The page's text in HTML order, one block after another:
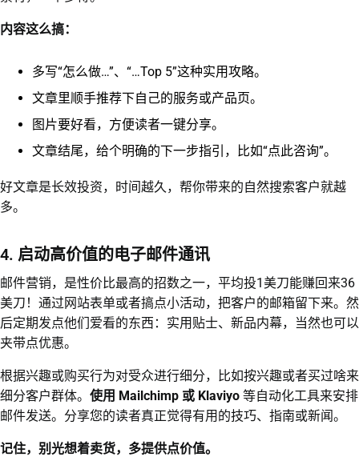
内容这么搞：
多写“怎么做…”、“…Top 5”这种实用攻略。
文章里顺手推荐下自己的服务或产品页。
图片要好看，方便读者一键分享。
文章结尾，给个明确的下一步指引，比如“点此咨询”。
好文章是长效投资，时间越久，帮你带来的自然搜索客户就越
多。
4. 启动高价值的电子邮件通讯
邮件营销，是性价比最高的招数之一，平均投1美刀能赚回来36
美刀！通过网站表单或者搞点小活动，把客户的邮箱留下来。然
后定期发点他们爱看的东西：实用贴士、新品内幕，当然也可以
夹带点优惠。
根据兴趣或购买行为对受众进行细分，比如按兴趣或者买过啥来
细分客户群体。 使用 Mailchimp 或 Klaviyo 等自动化工具来安排
邮件发送。分享您的读者真正觉得有用的技巧、指南或新闻。
记住，别光想着卖货，多提供点价值。